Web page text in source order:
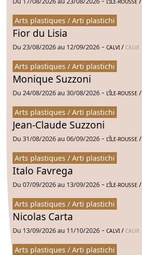
L’ÎLE-ROUSSE
Arts plastiques / Arti plastichi
Fior du Lisia
Du 23/08/2026 au 12/09/2026 - CALVI / CALVI
Arts plastiques / Arti plastichi
Monique Suzzoni
Du 24/08/2026 au 30/08/2026 - L’ÎLE-ROUSSE /
Arts plastiques / Arti plastichi
Jean-Claude Suzzoni
Du 31/08/2026 au 06/09/2026 - L’ÎLE-ROUSSE /
Arts plastiques / Arti plastichi
Italo Favrega
Du 07/09/2026 au 13/09/2026 - L’ÎLE-ROUSSE /
Arts plastiques / Arti plastichi
Nicolas Carta
Du 13/09/2026 au 11/10/2026 - CALVI / CALVI
Arts plastiques / Arti plastichi